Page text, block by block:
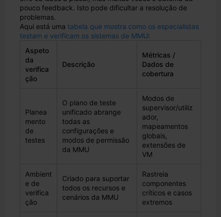
pouco feedback. Isto pode dificultar a resolução de
problemas.
Aqui está uma tabela que mostra como os especialistas
testam e verificam os sistemas de MMU:
Aspeto
da
verifica
ção
Descrição
Métricas /
Dados de
cobertura
Planea
mento
de
testes
O plano de teste
unificado abrange
todas as
configurações e
modos de permissão
da MMU
Modos de
supervisor/utiliz
ador,
mapeamentos
globais,
extensões de
VM
Ambient
e de
verifica
ção
Criado para suportar
todos os recursos e
cenários da MMU
Rastreia
componentes
críticos e casos
extremos